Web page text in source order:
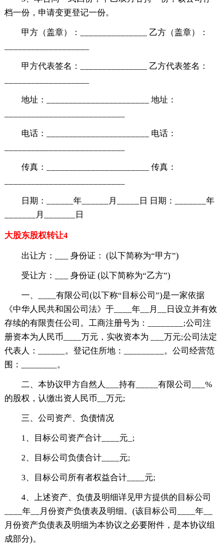
档一份，申请变更登记一份。
甲方（盖章）：_______________ 乙方（盖章）：
甲方代表签名：_______________ 乙方代表签名：
地址：_______________________ 地址：
电话：_______________________ 电话：
传真：_______________________ 传真：
日期：______年______月_____日 日期：_______年
_______月_______日
大股东股权转让4
出让方：___ 身份证： (以下简称为“甲方”)
受让方：___ 身份证 (以下简称为“乙方”)
一、____有限公司(以下称“目标公司”)是一家依据
《中华人民共和国公司法》于____年__月__日设立并有效
存续的有限责任公司。工商注册号为：________;公司注
册资本为人民币____万元，实收资本为 ___万元;公司法定
代表人：______。登记住所地：_________。公司经营范
围：________。
二、本协议甲方自然人___持有_____有限公司___%
的股权，认缴出资人民币__万元;
三、公司资产、负债情况
1、目标公司资产合计____元_;
2、目标公司负债合计____元;
3、目标公司所有者权益合计____元;
4、上述资产、负债及明细详见甲方提供的目标公司
____年__月份资产负债表及明细。(该目标公司____年__
月份资产负债表及明细为本协议之必要附件，是本协议组
成部分)。